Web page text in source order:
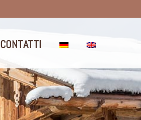
CONTATTI